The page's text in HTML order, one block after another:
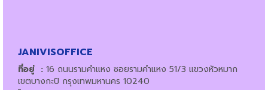
JANIVISOFFICE
ที่อยู่ : 16 ถนนรามคำแหง ซอยรามคำแหง 51/3 แขวงหัวหมาก
เขตบางกะปิ กรุงเทพมหานคร 10240